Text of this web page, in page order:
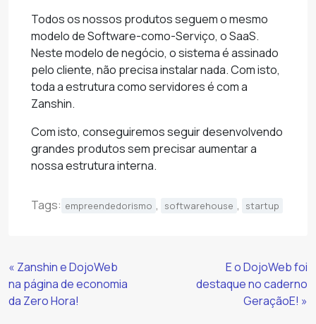
Todos os nossos produtos seguem o mesmo
modelo de Software-como-Serviço, o SaaS.
Neste modelo de negócio, o sistema é assinado
pelo cliente, não precisa instalar nada. Com isto,
toda a estrutura como servidores é com a
Zanshin.
Com isto, conseguiremos seguir desenvolvendo
grandes produtos sem precisar aumentar a
nossa estrutura interna.
Tags: empreendedorismo , softwarehouse , startup
Continue
Lendo
« Zanshin e DojoWeb
na página de economia
da Zero Hora!
E o DojoWeb foi
destaque no caderno
GeraçãoE! »